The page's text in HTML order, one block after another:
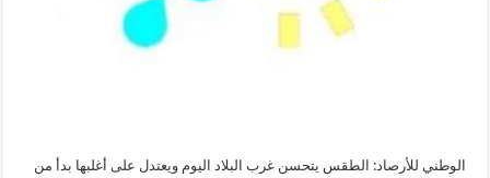
الوطني للأرصاد: الطقس يتحسن غرب البلاد اليوم ويعتدل على أغلبها بدأ من